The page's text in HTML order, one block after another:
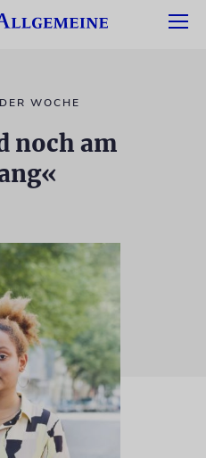
WOCHE
noch am